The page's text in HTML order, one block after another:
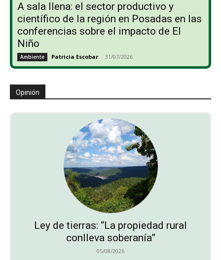
A sala llena: el sector productivo y
científico de la región en Posadas en las
conferencias sobre el impacto de El
Niño
Ambiente Patricia Escobar - 31/07/2026
Opinión
Ley de tierras: “La propiedad rural
conlleva soberanía”
05/08/2026